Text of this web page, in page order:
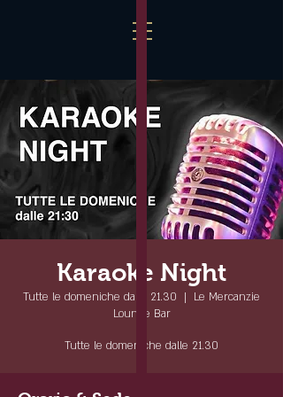
Karaoke Night
Tutte le domeniche dalle 21.30
  |
Le Mercanzie
Lounge Bar
Tutte le domeniche dalle 21.30